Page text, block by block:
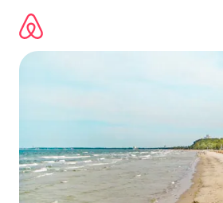
contenido